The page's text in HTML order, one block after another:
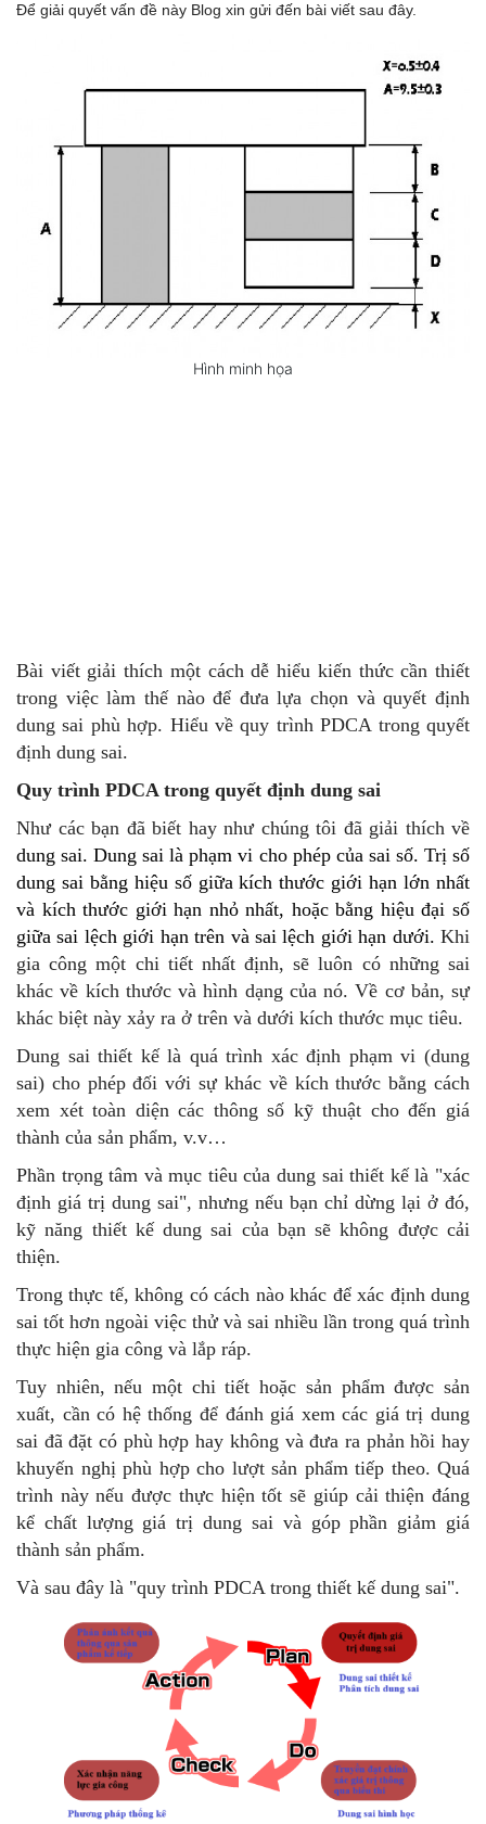
Để giải quyết vấn đề này Blog xin gửi đến bài viết sau đây.
Hình minh họa
Bài viết giải thích một cách dễ hiểu kiến thức cần thiết
trong việc làm thế nào để đưa lựa chọn và quyết định
dung sai phù hợp. Hiểu về quy trình PDCA trong quyết
định dung sai.
Quy trình PDCA trong quyết định dung sai
Như các bạn đã biết hay như chúng tôi đã giải thích về
dung sai. Dung sai là phạm vi cho phép của sai số. Trị số
dung sai bằng hiệu số giữa kích thước giới hạn lớn nhất
và kích thước giới hạn nhỏ nhất, hoặc bằng hiệu đại số
giữa sai lệch giới hạn trên và sai lệch giới hạn dưới. Khi
gia công một chi tiết nhất định, sẽ luôn có những sai
khác về kích thước và hình dạng của nó. Về cơ bản, sự
khác biệt này xảy ra ở trên và dưới kích thước mục tiêu.
Dung sai thiết kế là quá trình xác định phạm vi (dung
sai) cho phép đối với sự khác về kích thước bằng cách
xem xét toàn diện các thông số kỹ thuật cho đến giá
thành của sản phẩm, v.v…
Phần trọng tâm và mục tiêu của dung sai thiết kế là "xác
định giá trị dung sai", nhưng nếu bạn chỉ dừng lại ở đó,
kỹ năng thiết kế dung sai của bạn sẽ không được cải
thiện.
Trong thực tế, không có cách nào khác để xác định dung
sai tốt hơn ngoài việc thử và sai nhiều lần trong quá trình
thực hiện gia công và lắp ráp.
Tuy nhiên, nếu một chi tiết hoặc sản phẩm được sản
xuất, cần có hệ thống để đánh giá xem các giá trị dung
sai đã đặt có phù hợp hay không và đưa ra phản hồi hay
khuyến nghị phù hợp cho lượt sản phẩm tiếp theo. Quá
trình này nếu được thực hiện tốt sẽ giúp cải thiện đáng
kể chất lượng giá trị dung sai và góp phần giảm giá
thành sản phẩm.
Và sau đây là "quy trình PDCA trong thiết kế dung sai".